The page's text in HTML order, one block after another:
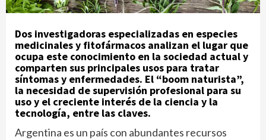
Dos investigadoras especializadas en especies
medicinales y fitofármacos analizan el lugar que
ocupa este conocimiento en la sociedad actual y
comparten sus principales usos para tratar
síntomas y enfermedades. El “boom naturista”,
la necesidad de supervisión profesional para su
uso y el creciente interés de la ciencia y la
tecnología, entre las claves.
Argentina es un país con abundantes recursos